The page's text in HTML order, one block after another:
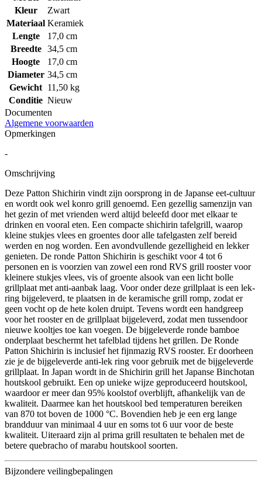
Kleur
Zwart
Materiaal Keramiek
Lengte
17,0 cm
Breedte
34,5 cm
Hoogte
17,0 cm
Diameter 34,5 cm
Gewicht 11,50 kg
Conditie Nieuw
Documenten
Algemene voorwaarden
Opmerkingen
-
Omschrijving
Deze Patton Shichirin vindt zijn oorsprong in de Japanse eet-cultuur
en wordt ook wel konro grill genoemd. Een gezellig samenzijn van
het gezin of met vrienden werd altijd beleefd door met elkaar te
drinken en vooral eten. Een compacte shichirin tafelgrill, waarop
kleine stukjes vlees en groentes door alle tafelgasten zelf bereid
werden en nog worden. Een avondvullende gezelligheid en lekker
genieten. De ronde Patton Shichirin is geschikt voor 4 tot 6
personen en is voorzien van zowel een rond RVS grill rooster voor
kleinere stukjes vlees, vis of groente alsook van een licht bolle
grillplaat met anti-aanbak laag. Voor onder deze grillplaat is een lek-
ring bijgeleverd, te plaatsen in de keramische grill romp, zodat er
geen vocht op de hete kolen druipt. Tevens wordt een handgreep
voor het rooster en de grillplaat bijgeleverd, zodat men tussendoor
nieuwe kooltjes toe kan voegen. De bijgeleverde ronde bamboe
onderplaat beschermt het tafelblad tijdens het grillen. De Ronde
Patton Shichirin is inclusief het fijnmazig RVS rooster. Er doorheen
zie je de bijgeleverde anti-lek ring voor gebruik met de bijgeleverde
grillplaat. In Japan wordt in de Shichirin grill het Japanse Binchotan
houtskool gebruikt. Een op unieke wijze geproduceerd houtskool,
waardoor er meer dan 95% koolstof overblijft, afhankelijk van de
kwaliteit. Daarmee kan het houtskool bed temperaturen bereiken
van 870 tot boven de 1000 °C. Bovendien heb je een erg lange
brandduur van minimaal 4 uur en soms tot 6 uur voor de beste
kwaliteit. Uiteraard zijn al prima grill resultaten te behalen met de
betere quebracho of marabu houtskool soorten.
Bijzondere veilingbepalingen